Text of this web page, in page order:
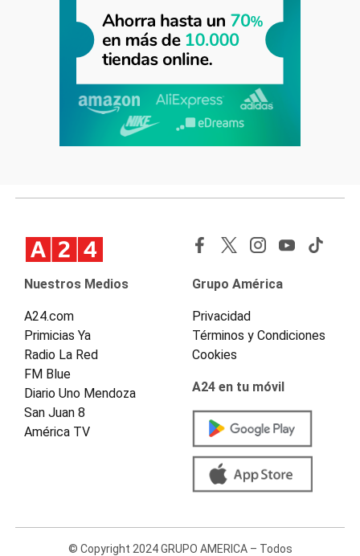
Nuestros Medios
A24.com
Primicias Ya
Radio La Red
FM Blue
Diario Uno Mendoza
San Juan 8
América TV
Grupo América
Privacidad
Términos y Condiciones
Cookies
A24 en tu móvil
© Copyright 2024 GRUPO AMERICA – Todos